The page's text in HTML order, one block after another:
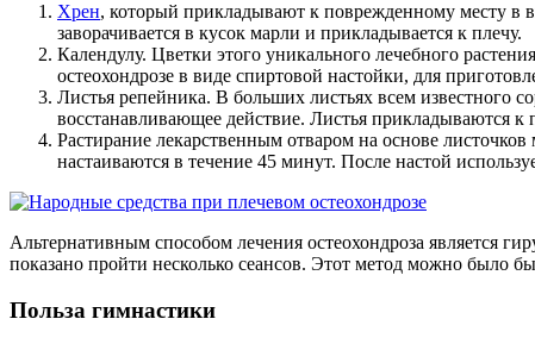
Хрен, который прикладывают к поврежденному месту в
заворачивается в кусок марли и прикладывается к плечу.
Календулу. Цветки этого уникального лечебного
остеохондрозе в виде спиртовой настойки, для
Листья репейника. В больших листьях всем известного
восстанавливающее действие. Листья прикладываются
Растирание лекарственным отваром на основе
настаиваются в течение 45 минут. После настой
Альтернативным способом лечения остеохондроза является
показано пройти несколько сеансов. Этот метод можно было
Польза гимнастики